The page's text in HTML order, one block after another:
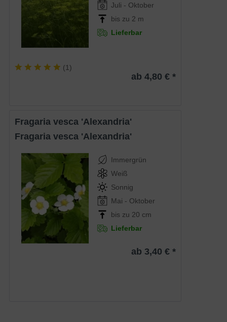
Juli - Oktober
bis zu 2 m
Lieferbar
(1)
ab 4,80 € *
Fragaria vesca 'Alexandria'
Fragaria vesca 'Alexandria'
Immergrün
Weiß
Sonnig
Mai - Oktober
bis zu 20 cm
Lieferbar
ab 3,40 € *